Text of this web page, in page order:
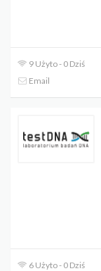
9 Użyto - 0 Dziś
Email
6 Użyto - 0 Dziś